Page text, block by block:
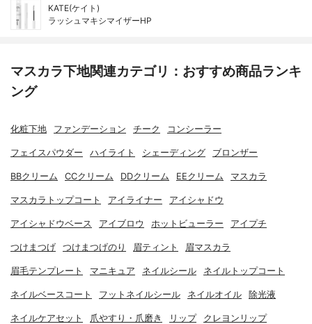
KATE(ケイト)
ラッシュマキシマイザーHP
マスカラ下地関連カテゴリ：おすすめ商品ランキ
ング
化粧下地 ファンデーション チーク コンシーラー
フェイスパウダー ハイライト シェーディング ブロンザー
BBクリーム CCクリーム DDクリーム EEクリーム マスカラ
マスカラトップコート アイライナー アイシャドウ
アイシャドウベース アイブロウ ホットビューラー アイプチ
つけまつげ つけまつげのり 眉ティント 眉マスカラ
眉毛テンプレート マニキュア ネイルシール ネイルトップコート
ネイルベースコート フットネイルシール ネイルオイル 除光液
ネイルケアセット 爪やすり・爪磨き リップ クレヨンリップ